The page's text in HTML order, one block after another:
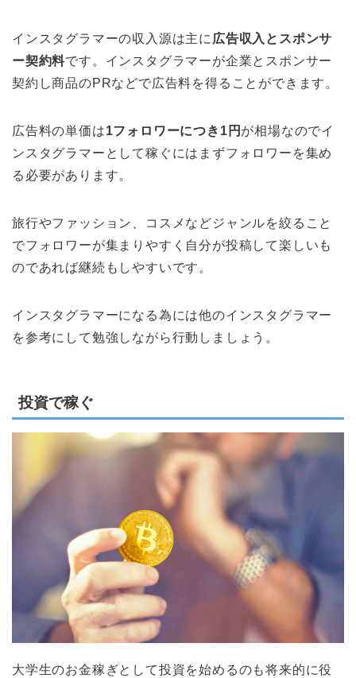
インスタグラマーの収入源は主に 広告収入とスポンサ
ー契約料です。インスタグラマーが企業とスポンサー
契約し商品のPRなどで広告料を得ることができます。
広告料の単価は1フォロワーにつき1円 が相場なのでイ
ンスタグラマーとして稼ぐにはまずフォロワーを集め
る必要があります。
旅行やファッション、コスメなどジャンルを絞ること
でフォロワーが集まりやすく自分が投稿して楽しいも
のであれば継続もしやすいです。
インスタグラマーになる為には他のインスタグラマー
を参考にして勉強しながら行動しましょう。
投資で稼ぐ
大学生のお金稼ぎとして投資を始めるのも将来的に役